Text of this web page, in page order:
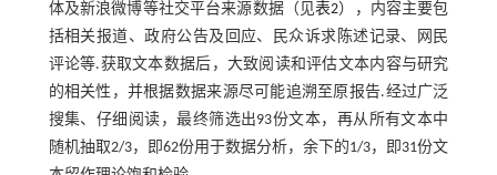
体及新浪微博等社交平台来源数据（见表2），内容主要包
括相关报道、政府公告及回应、民众诉求陈述记录、网民
评论等.获取文本数据后，大致阅读和评估文本内容与研究
的相关性，并根据数据来源尽可能追溯至原报告.经过广泛
搜集、仔细阅读，最终筛选出93份文本，再从所有文本中
随机抽取2/3，即62份用于数据分析，余下的1/3，即31份文